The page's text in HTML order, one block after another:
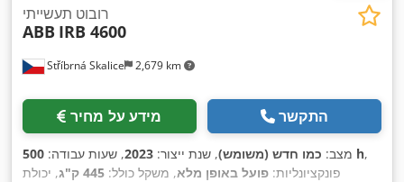
Stříbrná Skalice 2,679 km
רובוט תעשייתי
ABB IRB 4600
מידע על מחיר התקשר
מצב: כמו חדש (משומש), שנת ייצור: 2023, שעות עבודה: 500 h,
פונקציונליות: פועל באופן מלא, משקל כולל: 445 ק"ג
, יכולת